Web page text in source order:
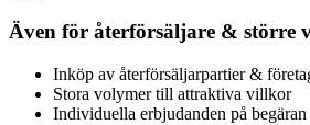
Även för återförsäljare & större
Inköp av återförsäljarpartier &
Stora volymer till attraktiva villkor
Individuella erbjudanden på begäran